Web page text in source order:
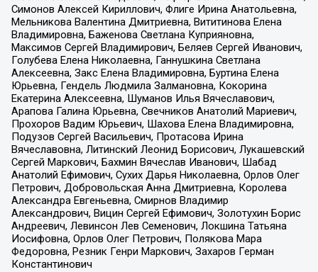
Симонов Алексей Кириллович, Флиге Ирина Анатольевна,
Мельникова Валентина Дмитриевна, Вититинова Елена
Владимировна, Баженова Светлана Куприяновна,
Максимов Сергей Владимирович, Беляев Сергей Иванович,
Голубева Елена Николаевна, Ганнушкина Светлана
Алексеевна, Закс Елена Владимировна, Буртина Елена
Юрьевна, Гендель Людмила Залмановна, Кокорина
Екатерина Алексеевна, Шуманов Илья Вячеславович,
Арапова Галина Юрьевна, Свечников Анатолий Мариевич,
Прохоров Вадим Юрьевич, Шахова Елена Владимировна,
Подузов Сергей Васильевич, Протасова Ирина
Вячеславовна, Литинский Леонид Борисович, Лукашевский
Сергей Маркович, Бахмин Вячеслав Иванович, Шабад
Анатолий Ефимович, Сухих Дарья Николаевна, Орлов Олег
Петрович, Добровольская Анна Дмитриевна, Королева
Александра Евгеньевна, Смирнов Владимир
Александрович, Вицин Сергей Ефимович, Золотухин Борис
Андреевич, Левинсон Лев Семенович, Локшина Татьяна
Иосифовна, Орлов Олег Петрович, Полякова Мара
Федоровна, Резник Генри Маркович, Захаров Герман
Константинович